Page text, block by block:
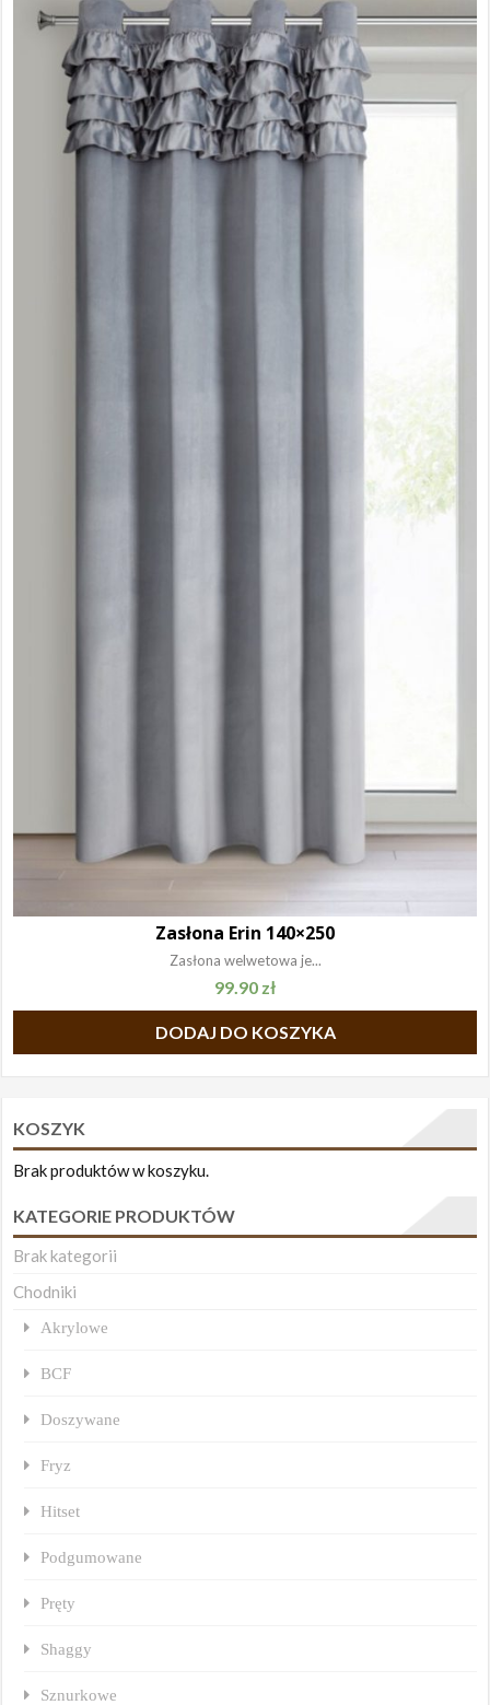
Zasłona Erin 140×250
Zasłona welwetowa je...
99.90 zł
DODAJ DO KOSZYKA
KOSZYK
Brak produktów w koszyku.
KATEGORIE PRODUKTÓW
Brak kategorii
Chodniki
Akrylowe
BCF
Doszywane
Fryz
Hitset
Podgumowane
Pręty
Shaggy
Sznurkowe